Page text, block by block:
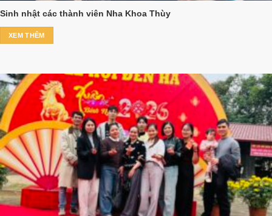
Sinh nhật các thành viên Nha Khoa Thùy
XEM THÊM